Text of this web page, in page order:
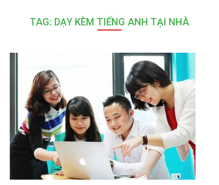
TAG: DẠY KÈM TIẾNG ANH TẠI NHÀ